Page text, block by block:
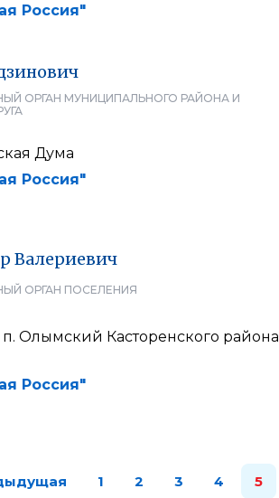
Россия"
ОРГАН МУНИЦИПАЛЬНОГО РАЙОНА И
Дума
Россия"
Валериевич
ОРГАН ПОСЕЛЕНИЯ
Олымский Касторенского района
Россия"
1 2 3 4 5